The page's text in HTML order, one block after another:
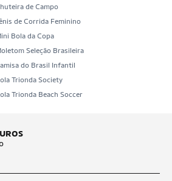
de Campo
de Corrida Feminino
Bola da Copa
Seleção Brasileira
do Brasil Infantil
Trionda Society
Trionda Beach Soccer